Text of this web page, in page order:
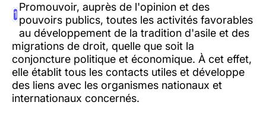
1
Promouvoir, auprès de l'opinion et des
pouvoirs publics, toutes les activités favorables
au développement de la tradition d'asile et des
migrations de droit, quelle que soit la
conjoncture politique et économique. À cet effet,
elle établit tous les contacts utiles et développe
des liens avec les organismes nationaux et
internationaux concernés.